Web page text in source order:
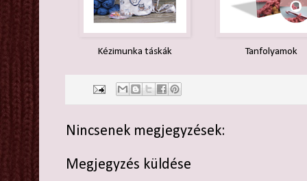
Kézimunka táskák Tanfolyamok
Nincsenek megjegyzések:
Megjegyzés küldése